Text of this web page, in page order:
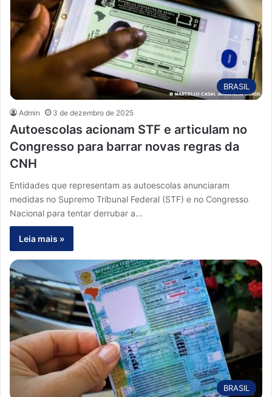
BRASIL
Admin 3 de dezembro de 2025
Autoescolas acionam STF e articulam no
Congresso para barrar novas regras da
CNH
Entidades que representam as autoescolas anunciaram
medidas no Supremo Tribunal Federal (STF) e no Congresso
Nacional para tentar derrubar a…
Leia mais »
BRASIL